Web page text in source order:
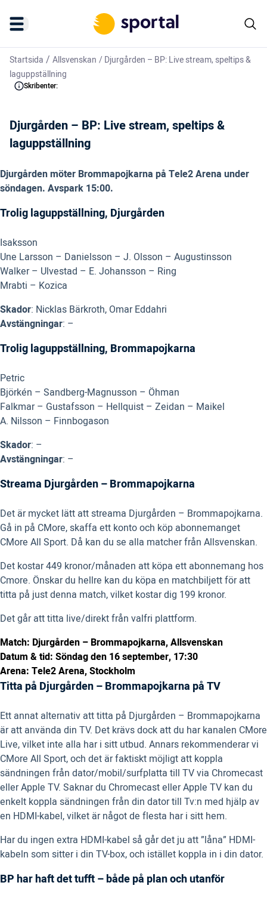
Startsida / Allsvenskan /Djurgården – BP: Live stream, speltips &
laguppställning
Skribenter:
Djurgården – BP: Live stream, speltips &
laguppställning
Djurgården möter Brommapojkarna på Tele2 Arena under
söndagen. Avspark 15:00.
Trolig laguppställning, Djurgården
Isaksson
Une Larsson – Danielsson – J. Olsson – Augustinsson
Walker – Ulvestad – E. Johansson – Ring
Mrabti – Kozica
Skador: Nicklas Bärkroth, Omar Eddahri
Avstängningar: –
Trolig laguppställning, Brommapojkarna
Petric
Björkén – Sandberg-Magnusson – Öhman
Falkmar – Gustafsson – Hellquist – Zeidan – Maikel
A. Nilsson – Finnbogason
Skador: –
Avstängningar: –
Streama Djurgården – Brommapojkarna
Det är mycket lätt att streama Djurgården – Brommapojkarna.
Gå in på CMore, skaffa ett konto och köp abonnemanget
CMore All Sport. Då kan du se alla matcher från Allsvenskan.
Det kostar 449 kronor/månaden att köpa ett abonnemang hos
Cmore. Önskar du hellre kan du köpa en matchbiljett för att
titta på just denna match, vilket kostar dig 199 kronor.
Det går att titta live/direkt från valfri plattform.
Match: Djurgården – Brommapojkarna, Allsvenskan
Datum & tid: Söndag den 16 september, 17:30
Arena: Tele2 Arena, Stockholm
Titta på Djurgården – Brommapojkarna på TV
Ett annat alternativ att titta på Djurgården – Brommapojkarna
är att använda din TV. Det krävs dock att du har kanalen CMore
Live, vilket inte alla har i sitt utbud. Annars rekommenderar vi
CMore All Sport, och det är faktiskt möjligt att koppla
sändningen från dator/mobil/surfplatta till TV via Chromecast
eller Apple TV. Saknar du Chromecast eller Apple TV kan du
enkelt koppla sändningen från din dator till Tv:n med hjälp av
en HDMI-kabel, vilket är något de flesta har i sitt hem.
Har du ingen extra HDMI-kabel så går det ju att ”låna” HDMI-
kabeln som sitter i din TV-box, och istället koppla in i din dator.
BP har haft det tufft – både på plan och utanför